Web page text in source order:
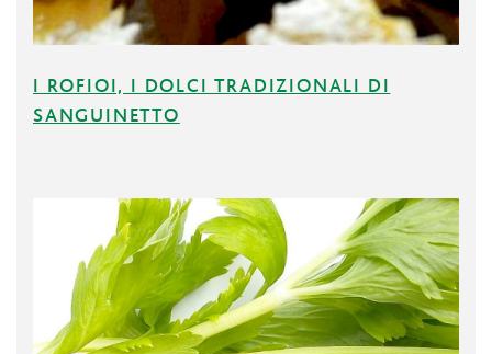
I ROFIOI, I DOLCI TRADIZIONALI DI
SANGUINETTO